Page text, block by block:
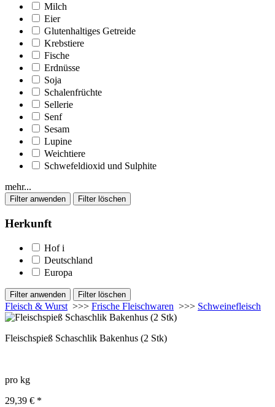
Milch
Eier
Glutenhaltiges Getreide
Krebstiere
Fische
Erdnüsse
Soja
Schalenfrüchte
Sellerie
Senf
Sesam
Lupine
Weichtiere
Schwefeldioxid und Sulphite
mehr...
Herkunft
Hof i
Deutschland
Europa
Fleisch & Wurst >>> Frische Fleischwaren >>> Schweinefleisch
Fleischspieß Schaschlik Bakenhus (2 Stk)
pro kg
29,39 € *